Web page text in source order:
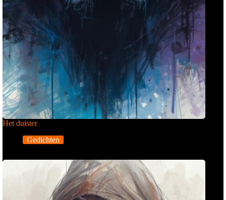
Het duister
Gedichten